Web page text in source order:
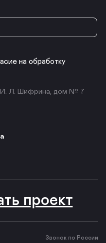
на обработку
И. Л. Шифрина, дом № 7
проект
Звонок по России